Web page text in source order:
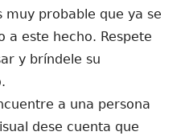
muy probable que ya se
a este hecho. Respete
y bríndele su
a una persona
dese cuenta que